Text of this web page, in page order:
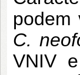
podem
C.
VNIV e